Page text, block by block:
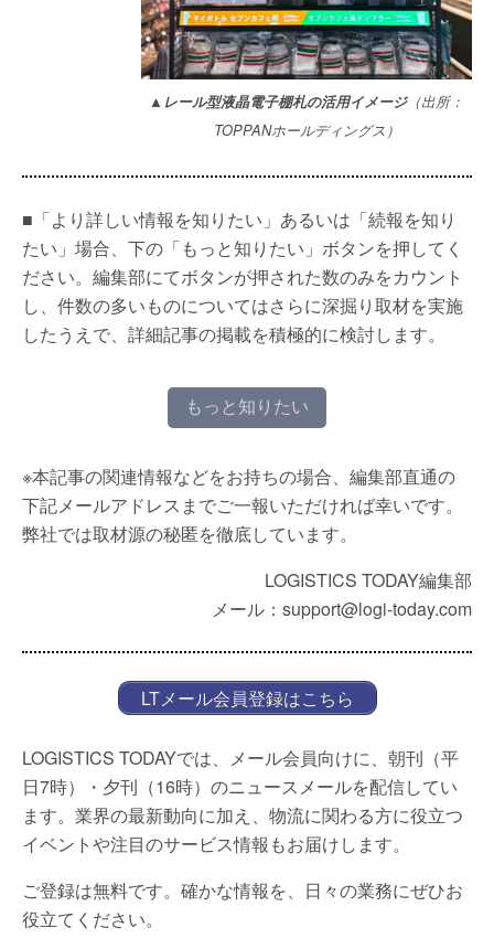
▲レール型液晶電子棚札の活用イメージ（出所：
TOPPANホールディングス）
■「より詳しい情報を知りたい」あるいは「続報を知り
たい」場合、下の「もっと知りたい」ボタンを押してく
ださい。編集部にてボタンが押された数のみをカウント
し、件数の多いものについてはさらに深掘り取材を実施
したうえで、詳細記事の掲載を積極的に検討します。
もっと知りたい
※本記事の関連情報などをお持ちの場合、編集部直通の
下記メールアドレスまでご一報いただければ幸いです。
弊社では取材源の秘匿を徹底しています。
LOGISTICS TODAY編集部
メール：support@logi-today.com
LTメール会員登録はこちら
LOGISTICS TODAYでは、メール会員向けに、朝刊（平
日7時）・夕刊（16時）のニュースメールを配信してい
ます。業界の最新動向に加え、物流に関わる方に役立つ
イベントや注目のサービス情報もお届けします。
ご登録は無料です。確かな情報を、日々の業務にぜひお
役立てください。